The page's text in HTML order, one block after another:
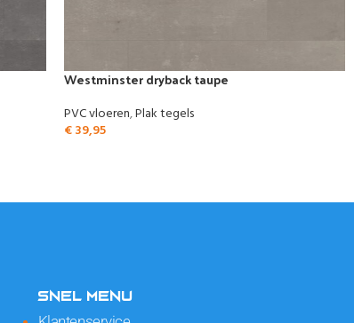
Westminster dryback taupe
PVC vloeren,Plak tegels
€39,95
SNEL MENU